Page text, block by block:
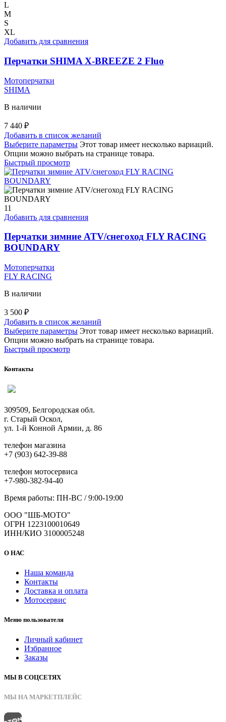
L
M
S
XL
Добавить для сравнения
Перчатки SHIMA X-BREEZE 2 Fluo
Мотоперчатки
SHIMA
В наличии
7 440 ₽
Добавить в список желаний
Выберите параметры Этот товар имеет несколько вариаций.
Опции можно выбрать на странице товара.
Быстрый просмотр
11
Добавить для сравнения
Перчатки зимние ATV/снегоход FLY RACING
BOUNDARY
Мотоперчатки
FLY RACING
В наличии
3 500 ₽
Добавить в список желаний
Выберите параметры Этот товар имеет несколько вариаций.
Опции можно выбрать на странице товара.
Быстрый просмотр
Контакты
309509, Белгородская обл.
г. Старый Оскол,
ул. 1-й Конной Армии, д. 86
телефон магазина
+7 (903) 642-39-88
телефон мотосервиса
+7-980-382-94-40
Время работы: ПН-ВС / 9:00-19:00
ООО "ШБ-МОТО"
ОГРН 1223100010649
ИНН/КИО 3100005248
О НАС
Наша команда
Контакты
Доставка и оплата
Мотосервис
Меню пользователя
Личный кабинет
Избранное
Заказы
МЫ В СОЦСЕТЯХ
МЫ НА МАРКЕТПЛЕЙС